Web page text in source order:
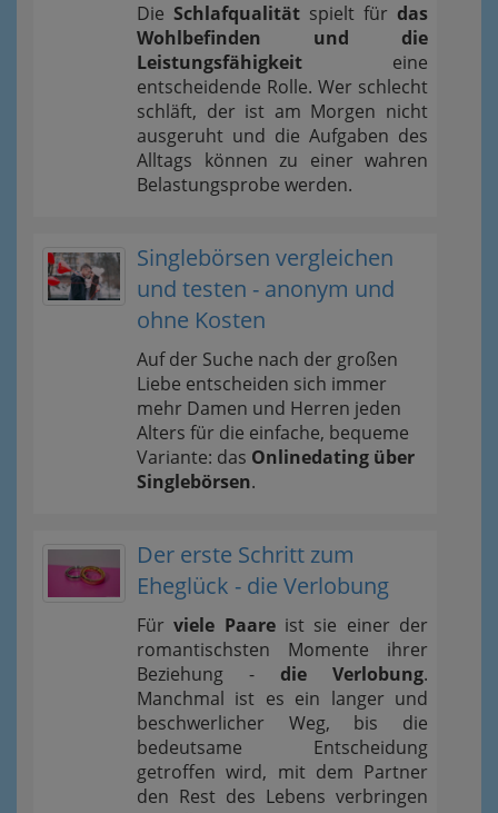
Die Schlafqualität spielt für das
Wohlbefinden und die
Leistungsfähigkeit eine
entscheidende Rolle. Wer schlecht
schläft, der ist am Morgen nicht
ausgeruht und die Aufgaben des
Alltags können zu einer wahren
Belastungsprobe werden.
Singlebörsen vergleichen
und testen - anonym und
ohne Kosten
Auf der Suche nach der großen
Liebe entscheiden sich immer
mehr Damen und Herren jeden
Alters für die einfache, bequeme
Variante: das Onlinedating über
Singlebörsen.
Der erste Schritt zum
Eheglück - die Verlobung
Fürviele Paareist sie einer der
romantischsten Momente ihrer
Beziehung - die Verlobung.
Manchmal ist es ein langer und
beschwerlicher Weg, bis die
bedeutsame Entscheidung
getroffen wird, mit dem Partner
den Rest des Lebens verbringen